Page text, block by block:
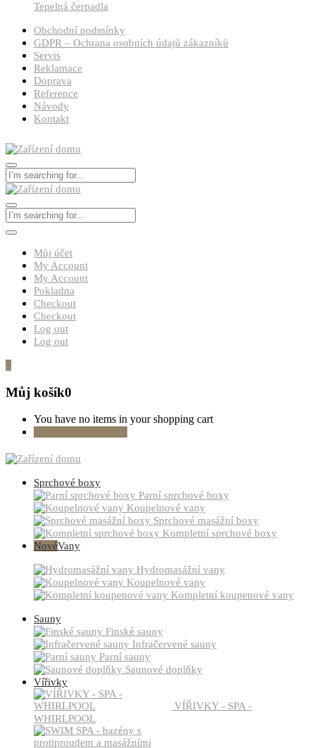
Tepelná čerpadla
Obchodní podmínky
GDPR – Ochrana osobních údajů zákazníků
Servis
Reklamace
Doprava
Reference
Návody
Kontakt
Můj účet
My Account
My Account
Pokladna
Checkout
Checkout
Log out
Log out
0
Můj košík0
You have no items in your shopping cart
Sprchové boxy
Parní sprchové boxy
Koupelnové vany
Sprchové masážní boxy
Kompletní sprchové boxy
NovéVany
Hydromasážní vany
Koupelnové vany
Kompletní koupenové vany
Sauny
Finské sauny
Infračervené sauny
Parní sauny
Saunové doplňky
Vířivky
VÍŘIVKY - SPA -
WHIRLPOOL